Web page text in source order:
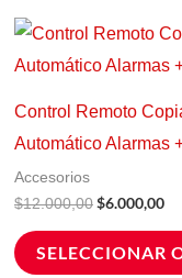
Control Remoto
Automático Alarmas
Accesorios
$12.000,00
El
precio
original
$12.000,00.
$6.000,00
El
SELECCIONAR